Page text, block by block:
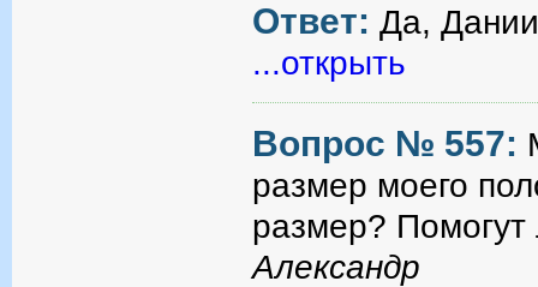
Ответ: Да,
...открыть
Вопрос № 557:
размер моего
размер?
Александр